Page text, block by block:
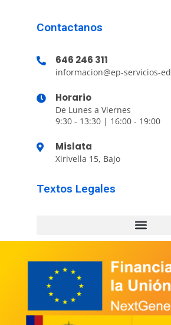
Contactanos
646 246 311
informacion@ep-servicios-
Horario
De Lunes a Viernes
9:30 - 13:30 | 16:00 - 19:00
Mislata
Xirivella 15, Bajo
Textos Legales